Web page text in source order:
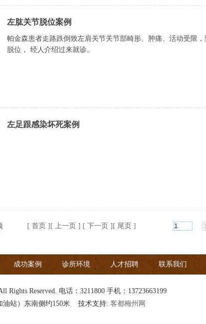
左肱关节脱位案例
帕金森患者走路跌倒致左肩关节关节部畸形、肿痛、活动受限
脱位， 经人介绍过来就诊。
左足跟感染坏死案例
[ 首页 ][ 上一页 ] [ 下一页 ][ 尾页 ]
成功案例 诊所环境 人才招聘 联系我们
Rights Reserved. 电话： 3211800手机： 13723663199
油站）东南侧约150米 技术支持: 客都梅州网